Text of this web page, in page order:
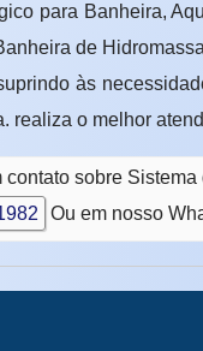
para Banheira,
de
às
realiza o melhor
sobre
Ou em nosso